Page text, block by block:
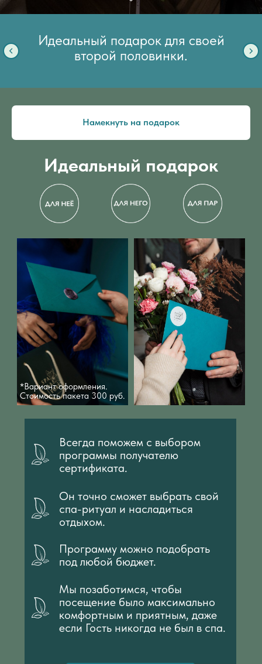
Идеальный подарок для своей
второй половинки.
Намекнуть на подарок
Идеальный подарок
Всегда поможем с выбором
программы получателю
сертификата.
Он точно сможет выбрать свой
спа-ритуал и насладиться
отдыхом.
Программу можно подобрать
под любой бюджет.
Мы позаботимся, чтобы
посещение было максимально
комфортным и приятным, даже
если Гость никогда не был в спа.
*Вариант оформления.
Стоимость пакета 300 руб.